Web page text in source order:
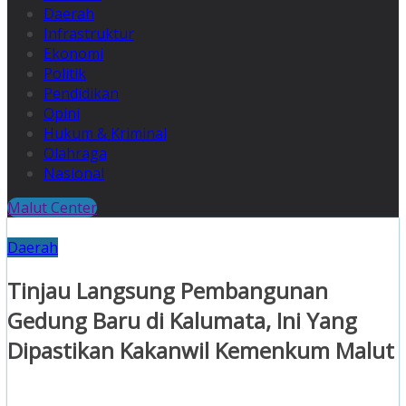
Daerah
Infrastruktur
Ekonomi
Politik
Pendidikan
Opini
Hukum & Kriminal
Olahraga
Nasional
Malut Center
Daerah
Tinjau Langsung Pembangunan
Gedung Baru di Kalumata, Ini Yang
Dipastikan Kakanwil Kemenkum Malut